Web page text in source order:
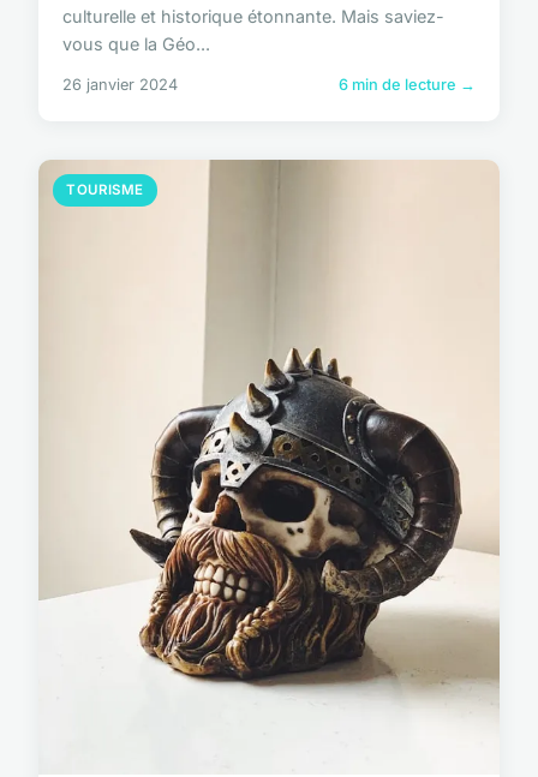
culturelle et historique étonnante. Mais saviez-
vous que la Géo...
26 janvier 2024 6 min de lecture →
TOURISME